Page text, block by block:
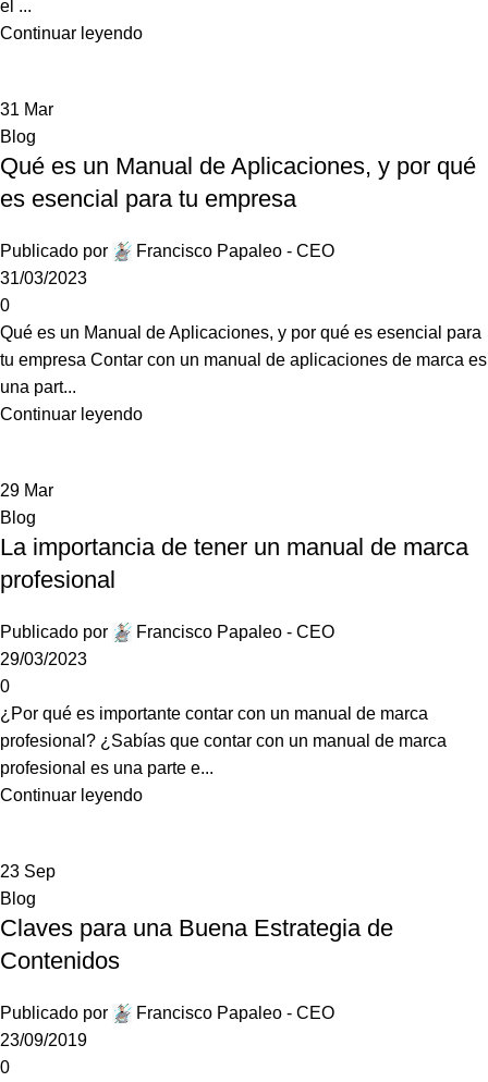
el ...
Continuar leyendo
31 Mar
Blog
Qué es un Manual de Aplicaciones, y por qué
es esencial para tu empresa
Publicado por
Francisco Papaleo - CEO
31/03/2023
0
Qué es un Manual de Aplicaciones, y por qué es esencial para
tu empresa Contar con un manual de aplicaciones de marca es
una part...
Continuar leyendo
29 Mar
Blog
La importancia de tener un manual de marca
profesional
Publicado por
Francisco Papaleo - CEO
29/03/2023
0
¿Por qué es importante contar con un manual de marca
profesional? ¿Sabías que contar con un manual de marca
profesional es una parte e...
Continuar leyendo
23 Sep
Blog
Claves para una Buena Estrategia de
Contenidos
Publicado por
Francisco Papaleo - CEO
23/09/2019
0